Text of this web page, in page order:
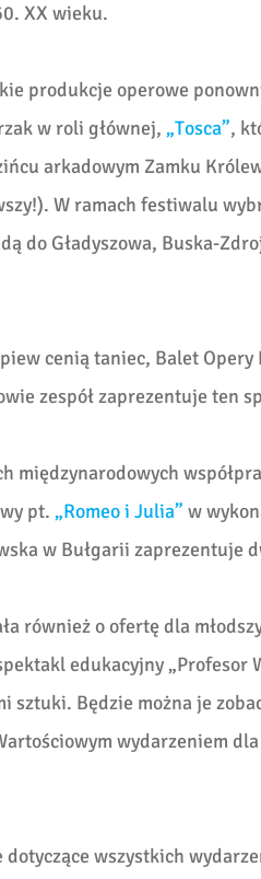
XX wieku.
produkcje operowe
w roli głównej, „Tosca”,
arkadowym Zamku
W ramach festiwalu
do Gładyszowa, Buska-
cenią taniec, Balet
zespół zaprezentuje ten
międzynarodowych
pt. „Romeo i Julia” w
w Bułgarii zaprezentuje
również o ofertę dla
edukacyjny „Profesor
sztuki. Będzie można je
wydarzeniem
dotyczące wszystkich